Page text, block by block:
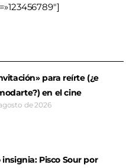
para reírte (¿e
en el cine
de 2026
insignia: Pisco Sour por